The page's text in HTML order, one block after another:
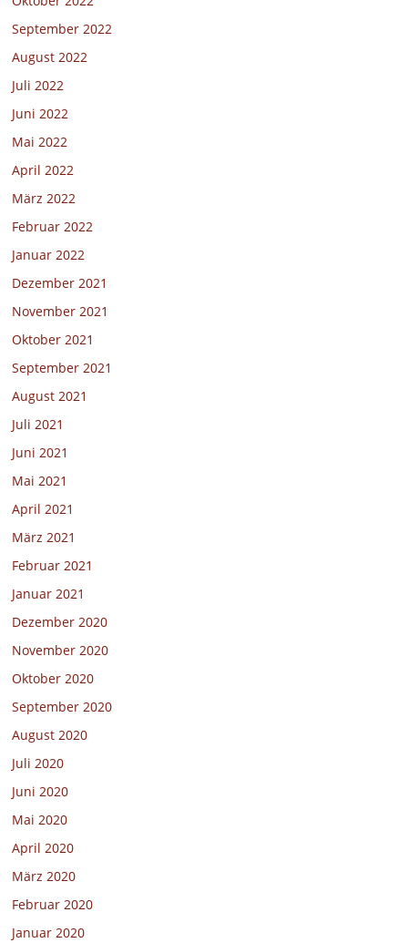
September 2022
August 2022
Juli 2022
Juni 2022
Mai 2022
April 2022
März 2022
Februar 2022
Januar 2022
Dezember 2021
November 2021
Oktober 2021
September 2021
August 2021
Juli 2021
Juni 2021
Mai 2021
April 2021
März 2021
Februar 2021
Januar 2021
Dezember 2020
November 2020
Oktober 2020
September 2020
August 2020
Juli 2020
Juni 2020
Mai 2020
April 2020
März 2020
Februar 2020
Januar 2020